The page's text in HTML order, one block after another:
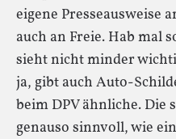
eigene Presseausweise
auch an Freie. Hab mal
sieht nicht minder
ja, gibt auch Auto-
beim DPV ähnliche. Die
genauso sinnvoll, wie